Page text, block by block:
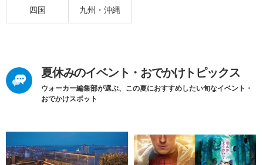
四国 九州・沖縄
夏休みのイベント・おでかけトピックス
ウォーカー編集部が選ぶ、この夏におすすめしたい旬なイベント・
おでかけスポット